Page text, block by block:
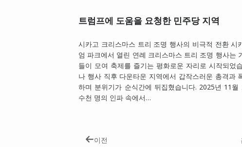
트럼프에 도움을 요청한 민주당 지역
시카고 크리스마스 트리 조명 행사의 비극적 전환 시
엄 파크에서 열린 연례 크리스마스 트리 조명 행사는
들이 모여 축제를 즐기는 평화로운 자리로 시작되었
나 행사 직후 다운타운 지역에서 갑작스러운 총격과
하며 분위기가 순식간에 뒤집혔습니다. 2025년 11월
수천 명의 인파 속에서…
이전